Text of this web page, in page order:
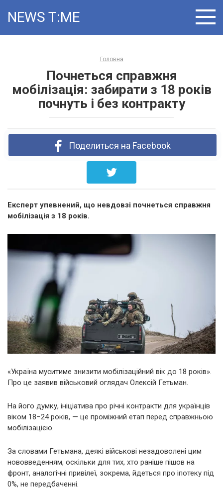
NEWS T:ME
Головна
Почнеться справжня
мобілізація: забирати з 18 років
почнуть і без контракту
Поделиться на Facebook
Експерт упевнений, що невдовзі почнеться справжня
мобілізація з 18 років.
«Україна муситиме знизити мобілізаційний вік до 18 років».
Про це заявив військовий оглядач Олексій Гетьман.
На його думку, ініціатива про річні контракти для українців
віком 18−24 років, — це проміжний етап перед справжньою
мобілізацією.
За словами Гетьмана, деякі військові незадоволені цим
нововведенням, оскільки для тих, хто раніше пішов на
фронт, аналогічні привілеї, зокрема, йдеться про іпотеку під
0%, не передбаченні.